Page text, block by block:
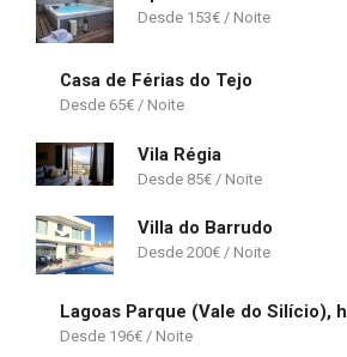
153€
Casa de Férias do Tejo
65€
Vila Régia
85€
Villa do Barrudo
200€
196€